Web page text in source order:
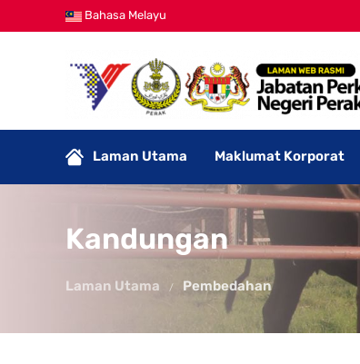
Bahasa Melayu
Laman Utama Maklumat Korporat
Kandungan
Laman Utama Pembedahan